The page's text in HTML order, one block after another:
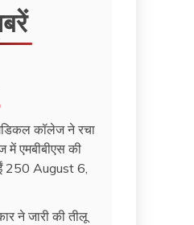
कॉलेज ने रचा
में एमबीबीएस की
250 August 6,
ने जारी की तीलू